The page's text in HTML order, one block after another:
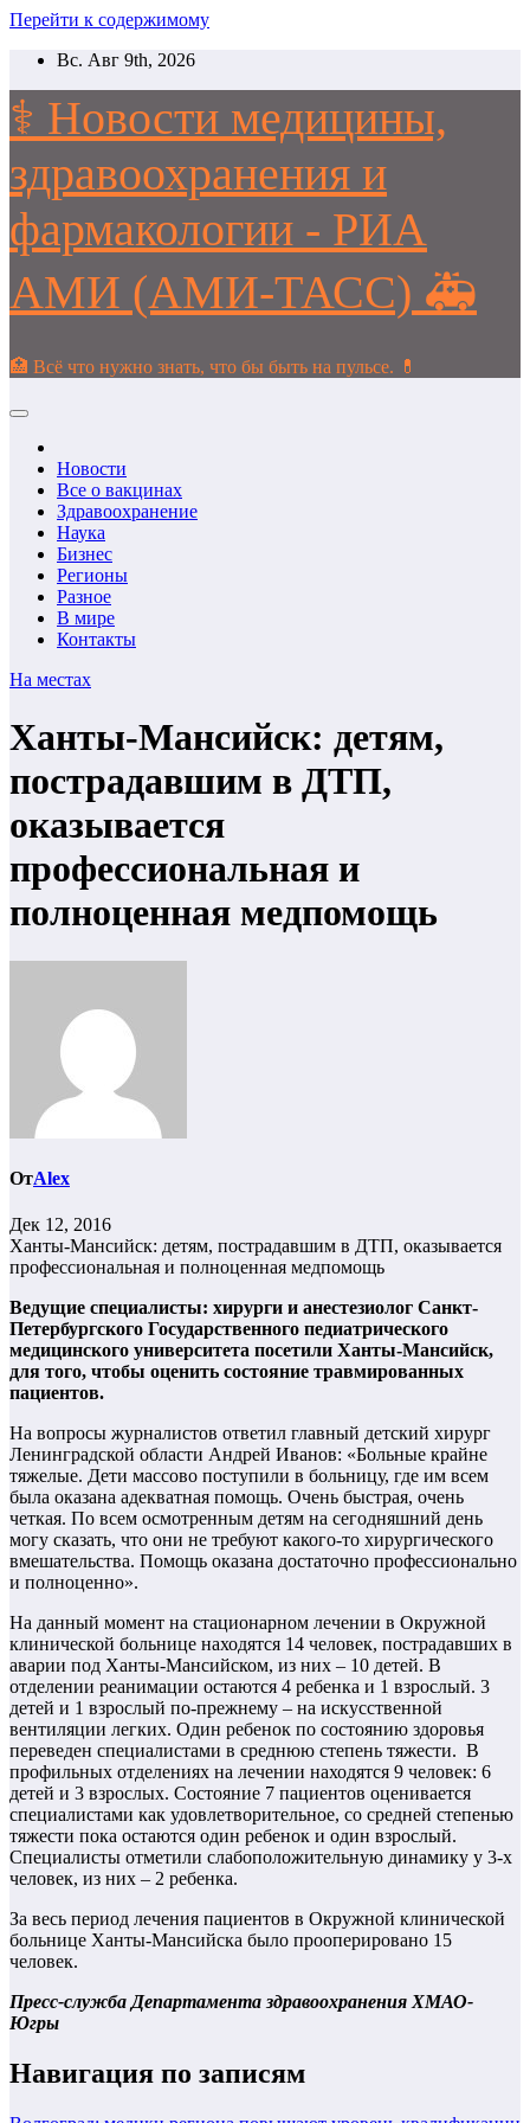
Перейти к содержимому
Вс. Авг 9th, 2026
⚕️ Новости медицины,
здравоохранения и
фармакологии - РИА
АМИ (АМИ-ТАСС) 🚑
🏥 Всё что нужно знать, что бы быть на пульсе. 💊
Новости
Все о вакцинах
Здравоохранение
Наука
Бизнес
Регионы
Разное
В мире
Контакты
На местах
Ханты-Мансийск: детям,
пострадавшим в ДТП,
оказывается
профессиональная и
полноценная медпомощь
ОтAlex
Дек 12, 2016
Ханты-Мансийск: детям, пострадавшим в ДТП, оказывается
профессиональная и полноценная медпомощь
Ведущие специалисты: хирурги и анестезиолог Санкт-
Петербургского Государственного педиатрического
медицинского университета посетили Ханты-Мансийск,
для того, чтобы оценить состояние травмированных
пациентов.
На вопросы журналистов ответил главный детский хирург
Ленинградской области Андрей Иванов: «Больные крайне
тяжелые. Дети массово поступили в больницу, где им всем
была оказана адекватная помощь. Очень быстрая, очень
четкая. По всем осмотренным детям на сегодняшний день
могу сказать, что они не требуют какого-то хирургического
вмешательства. Помощь оказана достаточно профессионально
и полноценно».
На данный момент на стационарном лечении в Окружной
клинической больнице находятся 14 человек, пострадавших в
аварии под Ханты-Мансийском, из них – 10 детей. В
отделении реанимации остаются 4 ребенка и 1 взрослый. 3
детей и 1 взрослый по-прежнему – на искусственной
вентиляции легких. Один ребенок по состоянию здоровья
переведен специалистами в среднюю степень тяжести. В
профильных отделениях на лечении находятся 9 человек: 6
детей и 3 взрослых. Состояние 7 пациентов оценивается
специалистами как удовлетворительное, со средней степенью
тяжести пока остаются один ребенок и один взрослый.
Специалисты отметили слабоположительную динамику у 3-х
человек, из них – 2 ребенка.
За весь период лечения пациентов в Окружной клинической
больнице Ханты-Мансийска было прооперировано 15
человек.
Пресс-служба Департамента здравоохранения ХМАО-
Югры
Навигация по записям